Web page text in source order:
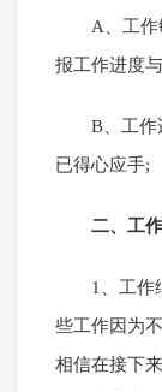
A、工
报工作进度
B、工作
已得心应手;
二、工
1、工作
些工作因为
相信在接下